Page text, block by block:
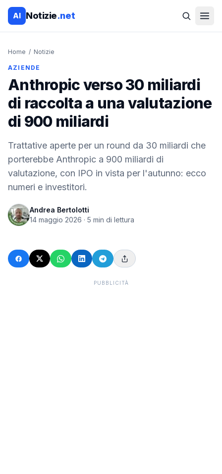
AI Notizie.net
Home / Notizie
AZIENDE
Anthropic verso 30 miliardi
di raccolta a una valutazione
di 900 miliardi
Trattative aperte per un round da 30 miliardi che
porterebbe Anthropic a 900 miliardi di
valutazione, con IPO in vista per l'autunno: ecco
numeri e investitori.
Andrea Bertolotti
14 maggio 2026 · 5 min di lettura
PUBBLICITÀ